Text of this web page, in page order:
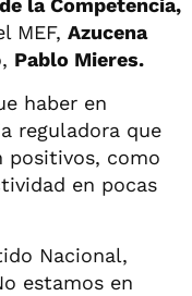
MEF, Azucena
Pablo Mieres.
haber en
reguladora que
positivos, como
en pocas
Nacional,
estamos en